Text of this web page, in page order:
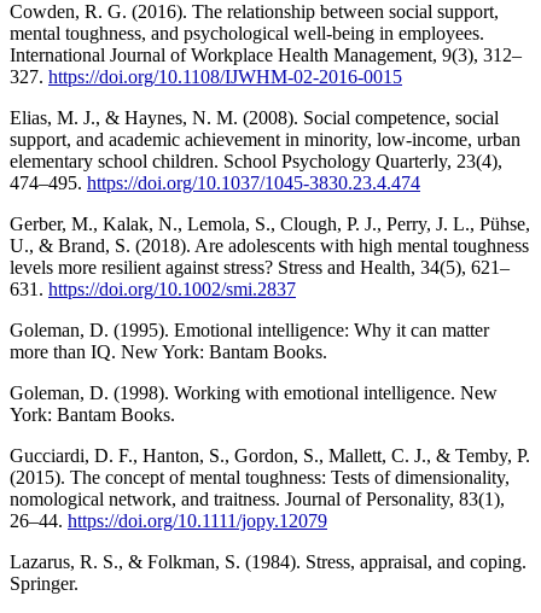
Cowden, R. G. (2016). The relationship between social support,
mental toughness, and psychological well-being in employees.
International Journal of Workplace Health Management, 9(3), 312–
327. https://doi.org/10.1108/IJWHM-02-2016-0015
Elias, M. J., & Haynes, N. M. (2008). Social competence, social
support, and academic achievement in minority, low-income, urban
elementary school children. School Psychology Quarterly, 23(4),
474–495. https://doi.org/10.1037/1045-3830.23.4.474
Gerber, M., Kalak, N., Lemola, S., Clough, P. J., Perry, J. L., Pühse,
U., & Brand, S. (2018). Are adolescents with high mental toughness
levels more resilient against stress? Stress and Health, 34(5), 621–
631. https://doi.org/10.1002/smi.2837
Goleman, D. (1995). Emotional intelligence: Why it can matter
more than IQ. New York: Bantam Books.
Goleman, D. (1998). Working with emotional intelligence. New
York: Bantam Books.
Gucciardi, D. F., Hanton, S., Gordon, S., Mallett, C. J., & Temby, P.
(2015). The concept of mental toughness: Tests of dimensionality,
nomological network, and traitness. Journal of Personality, 83(1),
26–44. https://doi.org/10.1111/jopy.12079
Lazarus, R. S., & Folkman, S. (1984). Stress, appraisal, and coping.
Springer.